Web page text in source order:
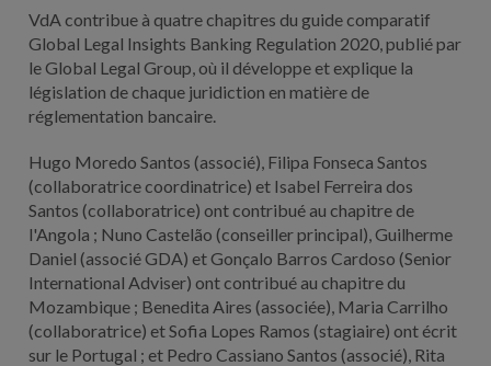
VdA contribue à quatre chapitres du guide comparatif
Global Legal Insights Banking Regulation 2020, publié par
le Global Legal Group, où il développe et explique la
législation de chaque juridiction en matière de
réglementation bancaire.
Hugo Moredo Santos (associé), Filipa Fonseca Santos
(collaboratrice coordinatrice) et Isabel Ferreira dos
Santos (collaboratrice) ont contribué au chapitre de
l'Angola ; Nuno Castelão (conseiller principal), Guilherme
Daniel (associé GDA) et Gonçalo Barros Cardoso (Senior
International Adviser) ont contribué au chapitre du
Mozambique ; Benedita Aires (associée), Maria Carrilho
(collaboratrice) et Sofia Lopes Ramos (stagiaire) ont écrit
sur le Portugal ; et Pedro Cassiano Santos (associé), Rita